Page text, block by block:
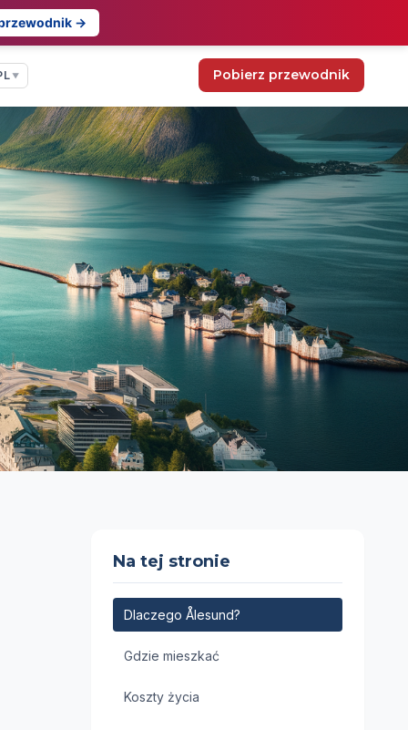
→
▼ Pobierz przewodnik
Na tej stronie
Dlaczego Ålesund?
Gdzie mieszkać
Koszty życia